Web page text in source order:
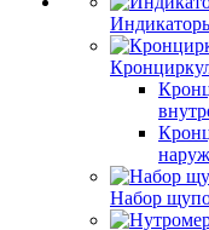
Набор